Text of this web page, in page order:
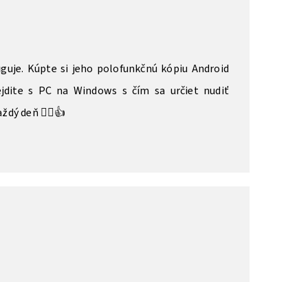
Kúpte si jeho polofunkčnú kópiu Android
s PC na Windows s čím sa určiet nudiť
deň 🤦‍♂️👍